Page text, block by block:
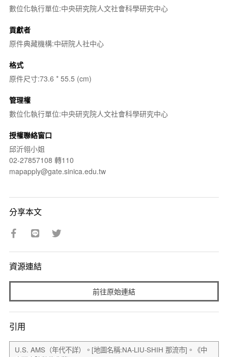
數位化執行單位:中央研究院人文社會科學研究中心
貢獻者
原件典藏機構:中研院人社中心
格式
原件尺寸:73.6 * 55.5 (cm)
管理權
數位化執行單位:中央研究院人文社會科學研究中心
授權聯絡窗口
邱沂翎小姐
02-27857108 轉110
mapapply@gate.sinica.edu.tw
分享本文
資源連結
前往原始連結
引用